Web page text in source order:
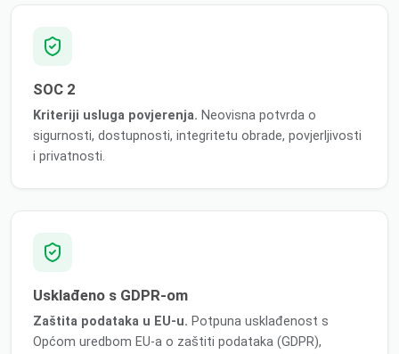
SOC 2
Kriteriji usluga povjerenja. Neovisna potvrda o
sigurnosti, dostupnosti, integritetu obrade, povjerljivosti
i privatnosti.
Usklađeno s GDPR-om
Zaštita podataka u EU-u. Potpuna usklađenost s
Općom uredbom EU-a o zaštiti podataka (GDPR),